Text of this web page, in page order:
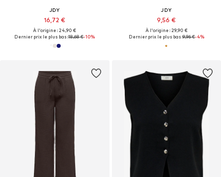
JDY
16,72 €
À l'origine : 24,90 €
Dernier prix le plus bas :18,68 €-10%
JDY
9,56 €
À l'origine : 29,90 €
Dernier prix le plus bas :9,96 €-4%